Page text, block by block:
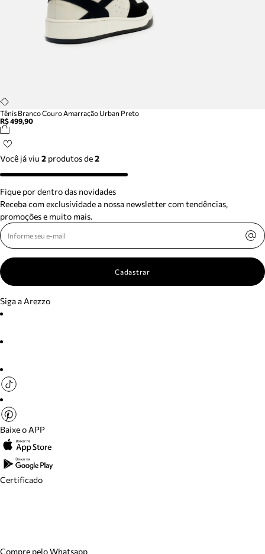
Tênis Branco Couro Amarração Urban Preto
R$ 499,90
Você já viu 2 produtosde2
Fique por dentro das novidades
Receba com exclusividade a nossa newsletter com tendências,
promoções e muito mais.
Cadastrar
Siga a Arezzo
Baixe o APP
Certificado
Compre pelo Whatsapp